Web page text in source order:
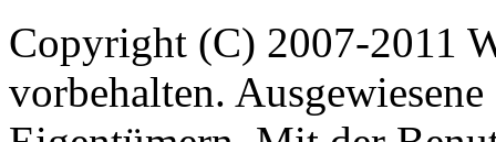
Copyright (C) 2007-2011
vorbehalten.